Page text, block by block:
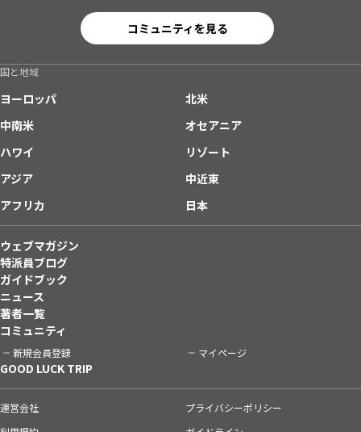
コミュニティを見る
国と地域
ヨーロッパ
北米
中南米
オセアニア
ハワイ
リゾート
アジア
中近東
アフリカ
日本
ウェブマガジン
特派員ブログ
ガイドブック
ニュース
著者一覧
コミュニティ
新規会員登録 マイページ
GOOD LUCK TRIP
運営会社
プライバシーポリシー